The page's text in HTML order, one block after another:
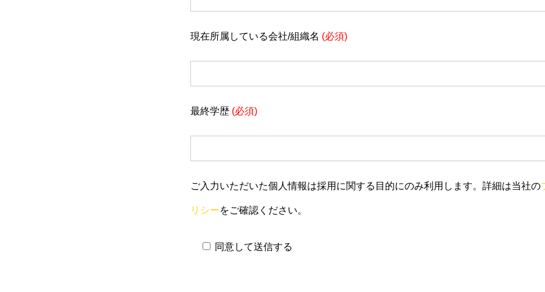
現在所属している会社/組織名 (必須)
最終学歴 (必須)
ご入力いただいた個人情報は採用に関する目的にのみ利用します。詳細は当社の
リシーをご確認ください。
同意して送信する